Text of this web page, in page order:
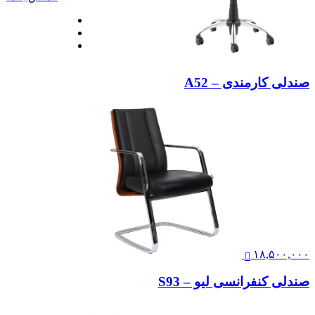
صندلی کارمندی – A52
۱۸,۵۰۰,۰۰۰
صندلی کنفرانسی لیو – S93